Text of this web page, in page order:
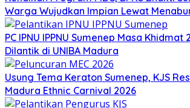
Warga Wujudkan Impian Lewat
PC IPNU IPPNU Sumenep Masa
Dilantik di UNIBA Madura
Usung Tema Keraton Sumenep, KJS
Madura Ethnic Carnival 2026